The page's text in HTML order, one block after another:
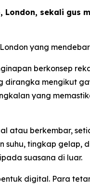
London, sekali gus
yang
berkonsep
mengikut
yang
atau berkembar,
tingkap gelap,
suasana di luar.
digital. Para